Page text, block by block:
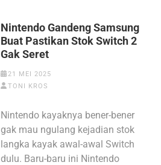
Nintendo Gandeng Samsung
Buat Pastikan Stok Switch 2
Gak Seret
21 MEI 2025
TONI KROS
Nintendo kayaknya bener-bener
gak mau ngulang kejadian stok
langka kayak awal-awal Switch
dulu. Baru-baru ini Nintendo